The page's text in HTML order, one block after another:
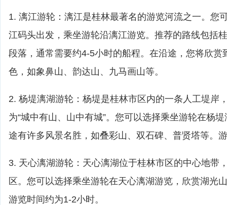
1. 漓江游轮：漓江是桂林最著名的游览河流之一。您
江码头出发，乘坐游轮沿漓江游览。推荐的路线包括
段落，通常需要约4-5小时的船程。在沿途，您将欣赏
色，如象鼻山、韵达山、九马画山等。
2. 杨堤漓湖游轮：杨堤是桂林市区内的一条人工堤岸
为“城中有山、山中有城”。您可以选择乘坐游轮在杨
途有许多风景名胜，如叠彩山、双石碑、普贤塔等。
3. 天心漓湖游轮：天心漓湖位于桂林市区的中心地带
区。您可以选择乘坐游轮在天心漓湖游览，欣赏湖光
游览时间约为1-2小时。